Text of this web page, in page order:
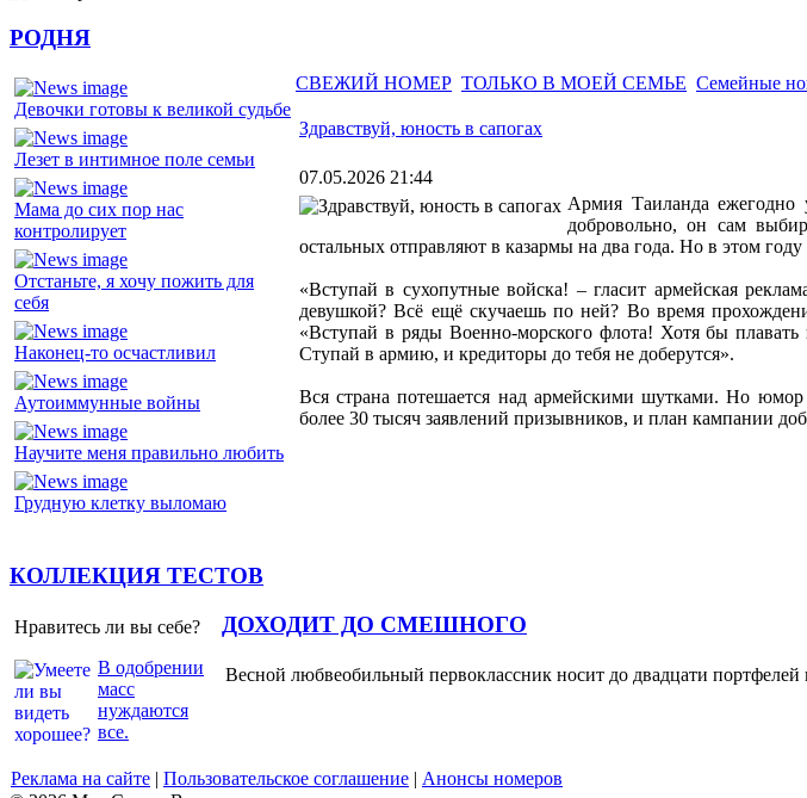
РОДНЯ
Девочки готовы к великой судьбе
Лезет в интимное поле семьи
Мама до сих пор нас
контролирует
Отстаньте, я хочу пожить для
себя
Наконец-то осчастливил
Аутоиммунные войны
Научите меня правильно любить
Грудную клетку выломаю
СВЕЖИЙ НОМЕР ТОЛЬКО В МОЕЙ СЕМЬЕ Семейные
Здравствуй, юность в сапогах
07.05.2026 21:44
Армия Таиланда ежегодно
добровольно, он сам
остальных отправляют в казармы на два года. Но в этом
«Вступай в сухопутные войска! – гласит армейская
девушкой? Всё ещё скучаешь по ней? Во время
«Вступай в ряды Военно-морского флота! Хотя бы
Ступай в армию, и кредиторы до тебя не доберутся».
Вся страна потешается над армейскими шутками. Но
более 30 тысяч заявлений призывников, и план кампании
КОЛЛЕКЦИЯ ТЕСТОВ
Нравитесь ли вы себе?
В одобрении
масс
нуждаются
все.
ДОХОДИТ ДО СМЕШНОГО
Весной любвеобильный первоклассник носит до двадцати портфелей
Реклама на сайте | Пользовательское соглашение | Анонсы номеров